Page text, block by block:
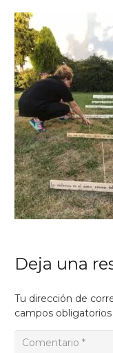
Deja una
Tu dirección de
campos